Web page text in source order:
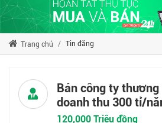
Trang chủ Tin đăng
Bán công ty
doanh thu 300 tỉ/
120,000 Triệu đồng